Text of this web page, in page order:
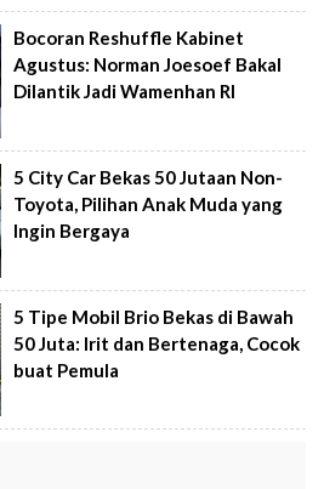
Bocoran Reshuffle Kabinet
Agustus: Norman Joesoef Bakal
Dilantik Jadi Wamenhan RI
5 City Car Bekas 50 Jutaan Non-
Toyota, Pilihan Anak Muda yang
Ingin Bergaya
5 Tipe Mobil Brio Bekas di Bawah
50 Juta: Irit dan Bertenaga, Cocok
buat Pemula